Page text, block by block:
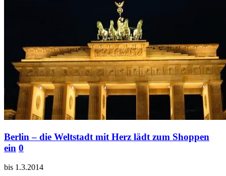
Berlin – die Weltstadt mit Herz lädt zum Shoppen
ein 0
bis 1.3.2014